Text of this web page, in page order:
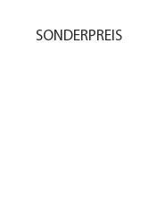
SONDERPREIS